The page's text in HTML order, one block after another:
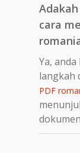
cara
Ya,
langkah
PDF